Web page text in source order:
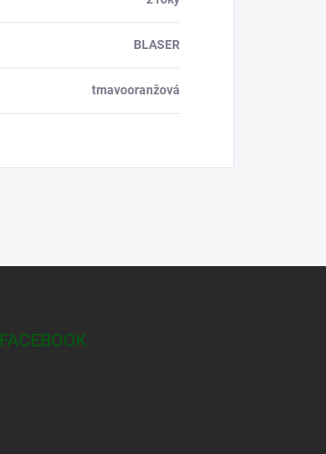
BLASER
tmavooranžová
FACEBOOK